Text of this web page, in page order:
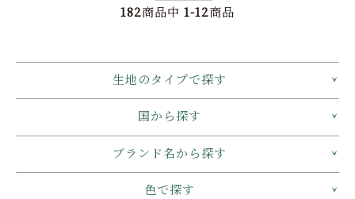
182商品中 1-12商品
生地のタイプで探す
国から探す
ブランド名から探す
色で探す